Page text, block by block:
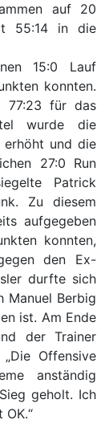
auf 20
55:14 in die
15:0 Lauf
konnten.
77:23 für das
wurde die
erhöht und die
27:0 Run
Patrick
Zu diesem
aufgegeben
konnten,
den Ex-
durfte sich
Manuel Berbig
ist. Am Ende
der Trainer
Offensive
anständig
geholt. Ich